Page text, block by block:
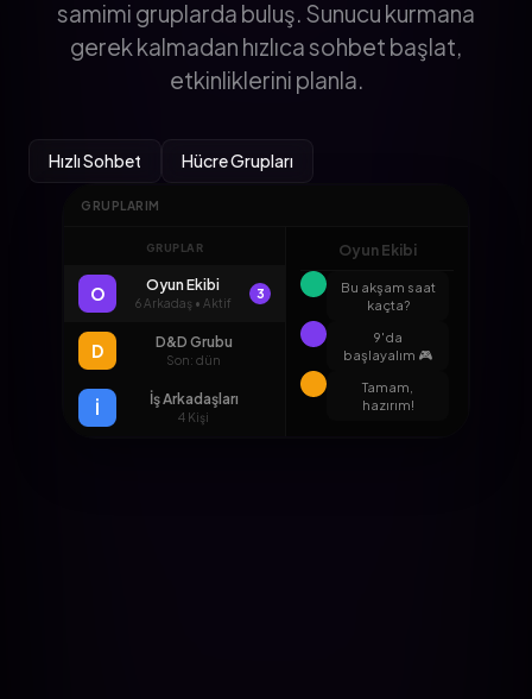
samimi gruplarda buluş. Sunucu kurmana
gerek kalmadan hızlıca sohbet başlat,
etkinliklerini planla.
Hızlı Sohbet Hücre Grupları
GRUPLARIM
GRUPLAR
O Oyun Ekibi
6 Arkadaş • Aktif
3
D D&D Grubu
Son: dün
İ İş Arkadaşları
4 Kişi
Oyun Ekibi
Bu akşam saat
kaçta?
9'da
başlayalım 🎮
Tamam,
hazırım!